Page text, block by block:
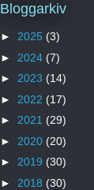
Bloggarkiv
► 2025 (3)
► 2024 (7)
► 2023 (14)
► 2022 (17)
► 2021 (29)
► 2020 (20)
► 2019 (30)
► 2018 (30)